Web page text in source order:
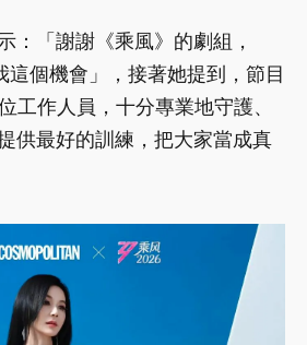
：「謝謝《乘風》的劇組，
個機會」，接著她提到，節目
工作人員，十分專業地守護、
供最好的訓練，把大家當成真